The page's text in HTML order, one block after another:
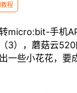
程
micro:bit-手机
3），蘑菇云
一些小花花，要